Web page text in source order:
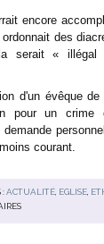
encore
des
serait «
d'un évêque
pour un
courant.
:ACTUALITÉ, EGLISE,